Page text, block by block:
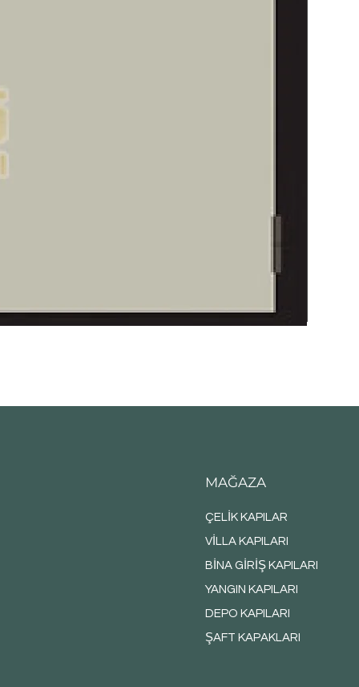
MAĞAZA
ÇELİK KAPILAR
VİLLA KAPILARI
BİNA GİRİŞ KAPILARI
YANGIN KAPILARI
DEPO KAPILARI
ŞAFT KAPAKLARI